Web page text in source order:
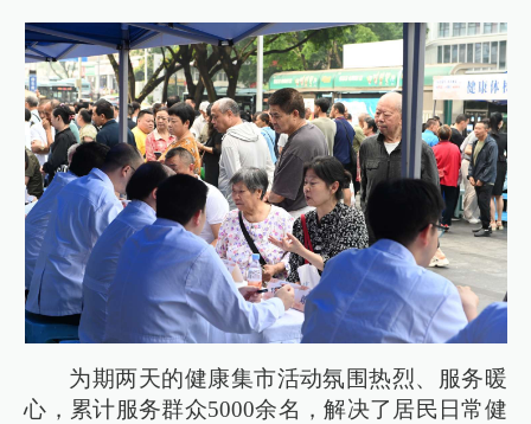
为期两天的健康集市活动氛围热烈、服务暖
心，累计服务群众5000余名，解决了居民日常健